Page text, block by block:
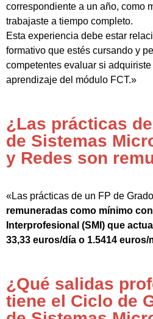
correspondiente a un año, como
trabajaste a tiempo completo.
Esta experiencia debe estar
formativo que estés cursando y
competentes evaluar si
aprendizaje del módulo FCT.»
¿Las prácticas
de Sistemas
y Redes son
«Las prácticas de un FP de
remuneradas como mínimo
Interprofesional (SMI) que
33,33 euros/día o 1.5414 euros/
¿Qué salidas
tiene el Ciclo de